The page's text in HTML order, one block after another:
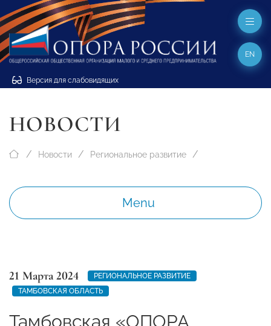
Версия для слабовидящих
EN
НОВОСТИ
Новости Региональное развитие
Menu
21 Марта 2024
РЕГИОНАЛЬНОЕ РАЗВИТИЕ
ТАМБОВСКАЯ ОБЛАСТЬ
Тамбовская «ОПОРА